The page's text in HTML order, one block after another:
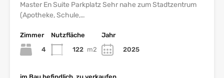
Master En Suite Parkplatz Sehr nahe zum Stadtzentrum
(Apotheke, Schule,…
Zimmer
4
Nutzfläche
122 m2
Jahr
2025